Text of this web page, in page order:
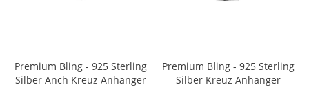
Premium Bling - 925 Sterling
Silber Anch Kreuz Anhänger
Premium Bling - 925 Sterling
Silber Kreuz Anhänger